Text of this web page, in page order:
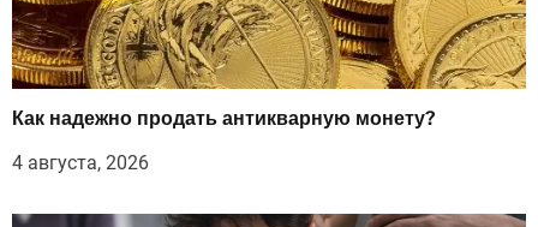
Как надежно продать антикварную монету?
4 августа, 2026